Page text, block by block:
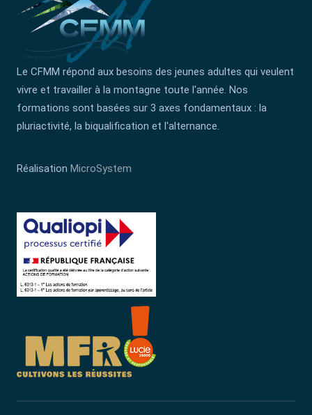
Le CFMM répond aux besoins des jeunes adultes qui veulent
vivre et travailler à la montagne toute l'année. Nos
formations sont basées sur 3 axes fondamentaux : la
pluriactivité, la biqualification et l'alternance.
Réalisation MicroSystem